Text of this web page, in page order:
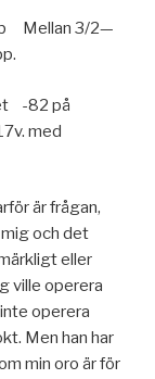
Mellan 3/2—
-82 på
med
är frågan,
och det
eller
ville operera
operera
Men han har
min oro är för